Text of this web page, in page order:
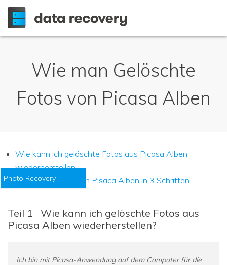
Wie man Gelöschte
Fotos von Picasa Alben
Wie kann ich gelöschte Fotos aus Picasa Alben
wiederherstellen
Gelöschte Fotos von Pisaca Alben in 3 Schritten
Teil 1
Wie kann ich gelöschte Fotos aus
Picasa Alben wiederherstellen?
Ich bin mit Picasa-Anwendung auf dem Computer für die
Photo Recovery